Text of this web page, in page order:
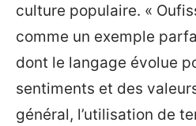
culture populaire. «
comme un exemple
dont le langage évolue
sentiments et des
général, l’utilisation de